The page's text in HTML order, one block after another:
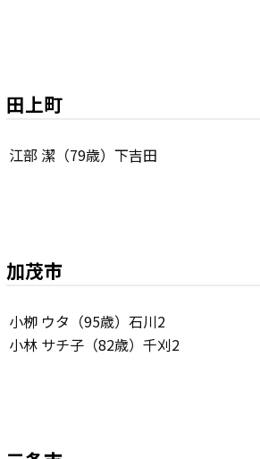
田上町
江部 潔（79歳）下吉田
加茂市
小栁 ウタ（95歳）石川2
小林 サチ子（82歳）千刈2